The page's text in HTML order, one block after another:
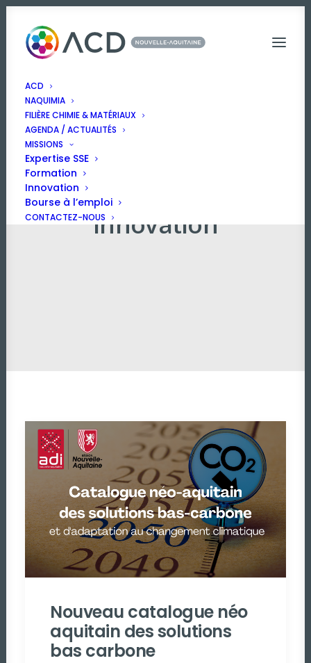
ACD
NAQUIMIA
FILIÈRE CHIMIE & MATÉRIAUX
AGENDA / ACTUALITÉS
MISSIONS
Expertise SSE
Formation
Innovation
Bourse à l’emploi
CONTACTEZ-NOUSInnovation
Nouveau catalogue néo
aquitain des solutions
bas carbone